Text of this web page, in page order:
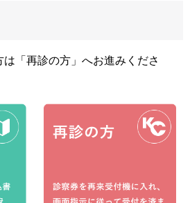
「再診の方」へお進みくださ